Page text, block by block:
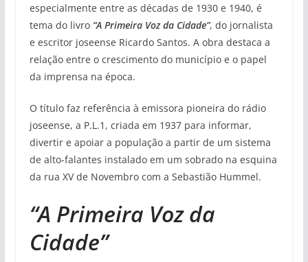
especialmente entre as décadas de 1930 e 1940, é
tema do livro “A Primeira Voz da Cidade”, do jornalista
e escritor joseense Ricardo Santos. A obra destaca a
relação entre o crescimento do município e o papel
da imprensa na época.
O título faz referência à emissora pioneira do rádio
joseense, a P.L.1, criada em 1937 para informar,
divertir e apoiar a população a partir de um sistema
de alto-falantes instalado em um sobrado na esquina
da rua XV de Novembro com a Sebastião Hummel.
“A Primeira Voz da
Cidade”